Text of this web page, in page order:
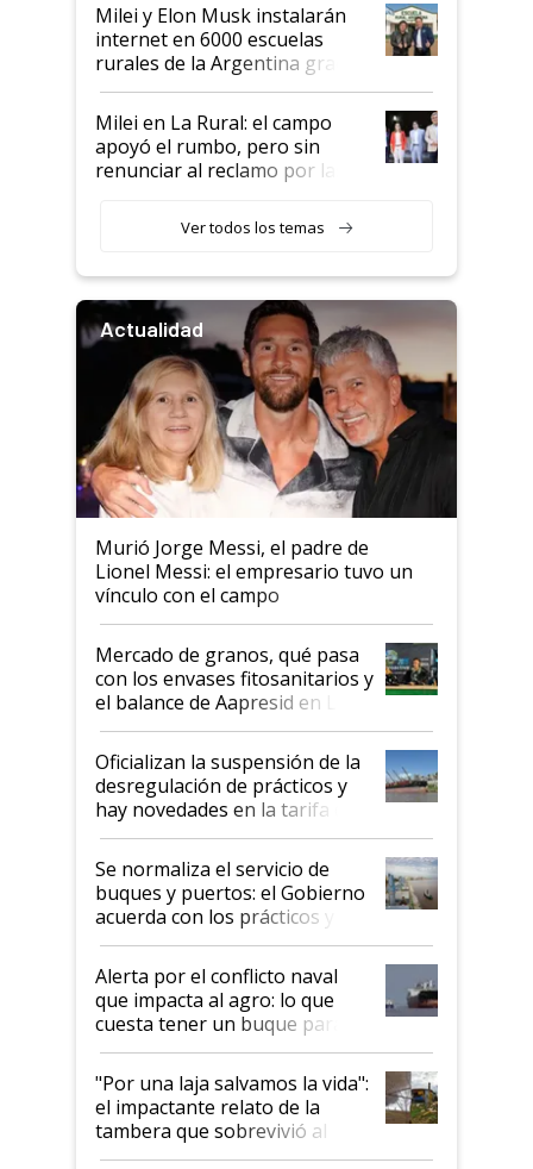
Milei y Elon Musk instalarán
internet en 6000 escuelas
rurales de la Argentina gracias
a un acuerdo con Starlink
Milei en La Rural: el campo
apoyó el rumbo, pero sin
renunciar al reclamo por las
Ver todos los temas
Actualidad
Murió Jorge Messi, el padre de
Lionel Messi: el empresario tuvo un
vínculo con el campo
Mercado de granos, qué pasa
con los envases fitosanitarios y
el balance de Aapresid en La
Posta
Oficializan la suspensión de la
desregulación de prácticos y
hay novedades en la tarifa de
la hidrovía
Se normaliza el servicio de
buques y puertos: el Gobierno
acuerda con los prácticos y
suspende el decreto de
desregulación
Alerta por el conflicto naval
que impacta al agro: lo que
cuesta tener un buque parado
y el peligro de que Argentina
pase a ser "país sucio"
"Por una laja salvamos la vida":
el impactante relato de la
tambera que sobrevivió al
tornado